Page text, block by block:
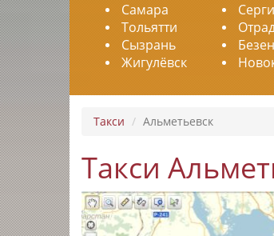
Самара
Тольятти
Сызрань
Жигулёвск
Такси Альметьевск
Такси